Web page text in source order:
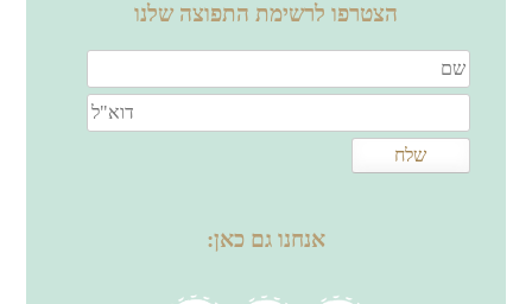
הצטרפו לרשימת התפוצה שלנו
אנחנו גם כאן: